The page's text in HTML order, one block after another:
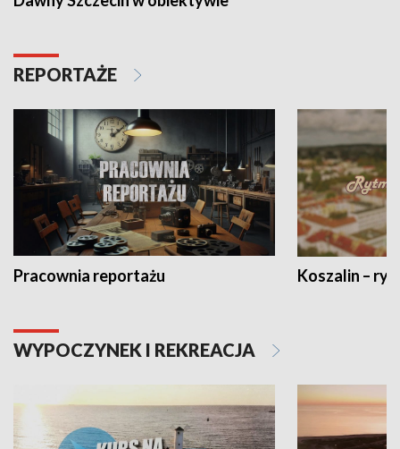
REPORTAŻE
Pracownia reportażu Koszalin –
WYPOCZYNEK I REKREACJA